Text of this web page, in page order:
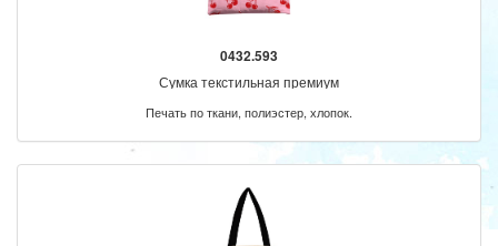
0432.593
Сумка текстильная премиум
Печать по ткани, полиэстер, хлопок.